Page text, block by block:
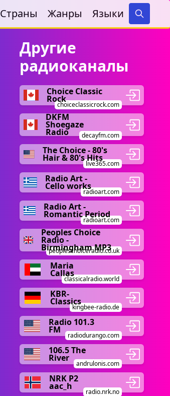
Страны Жанры Языки
Search
Другие
радиоканалы
Choice Classic
Rock
choiceclassicrock.com
DKFM
Shoegaze
Radio decayfm.com
The Choice - 80's
Hair & 80's Hits
live365.com
Radio Art -
Cello works
radioart.com
Radio Art -
Romantic Period
radioart.com
Peoples Choice
Radio -
Birmingham MP3
peopleschoiceradio.co.uk
Maria
Callas
classicalradio.world
KBR-
Classics
kingbee-radio.de
Radio 101.3
FM
radiodurango.com
106.5 The
River
andrulonis.com
NRK P2
aac_h
radio.nrk.no